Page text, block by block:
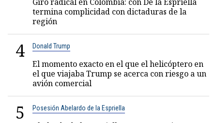
termina complicidad con dictaduras de la
región
4 Donald Trump
El momento exacto en el que el helicóptero en
el que viajaba Trump se acerca con riesgo a un
avión comercial
5 Posesión Abelardo de la Espriella